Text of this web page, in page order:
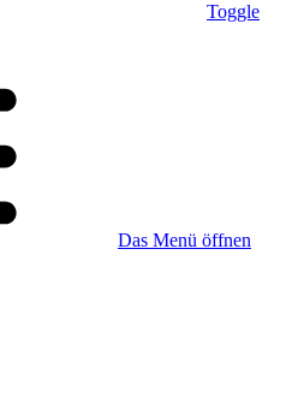
Toggle
Das Menü öffnen